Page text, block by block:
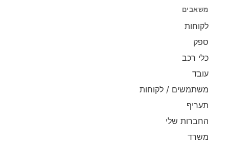
משאבים
לקוחות
ספק
כלי רכב
עובד
משתמשים / לקוחות
תעריף
החברות שלי
משרד